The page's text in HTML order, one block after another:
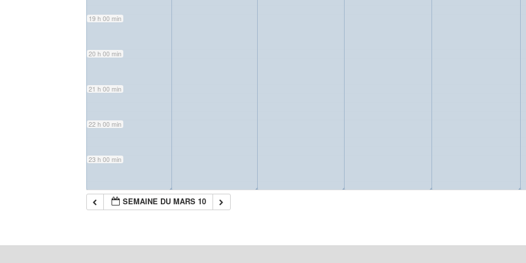
19 h 00 min
20 h 00 min
21 h 00 min
22 h 00 min
23 h 00 min
◢ ◢ ◢ ◢ ◢
SEMAINE DU MARS 10